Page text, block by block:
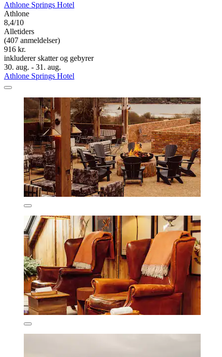
Athlone Springs Hotel
Athlone
8,4/10
Alletiders
(407 anmeldelser)
916 kr.
inkluderer skatter og gebyrer
30. aug. - 31. aug.
Athlone Springs Hotel